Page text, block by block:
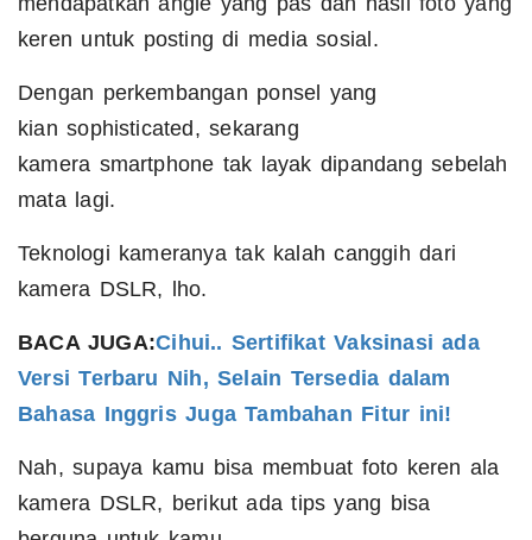
keren untuk posting di media sosial.
Dengan perkembangan ponsel yang
kian sophisticated, sekarang
kamera smartphone tak layak dipandang sebelah
mata lagi.
Teknologi kameranya tak kalah canggih dari
kamera DSLR, lho.
BACA JUGA:Cihui.. Sertifikat Vaksinasi ada
Versi Terbaru Nih, Selain Tersedia dalam
Bahasa Inggris Juga Tambahan Fitur ini!
Nah, supaya kamu bisa membuat foto keren ala
kamera DSLR, berikut ada tips yang bisa